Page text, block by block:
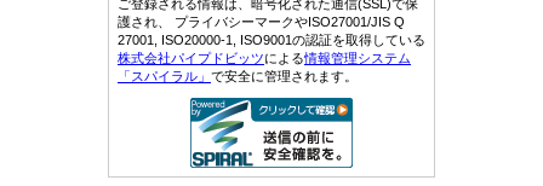
ご登録される情報は、暗号化された通信(SSL)で保
護され、 プライバシーマークやISO27001/JIS Q
27001, ISO20000-1, ISO9001の認証を取得している
株式会社パイプドビッツによる情報管理システム
「スパイラル」 で安全に管理されます。